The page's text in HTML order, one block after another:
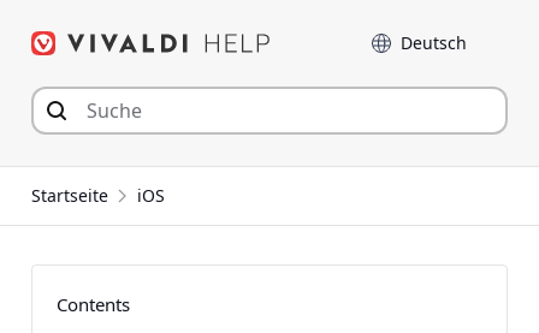
Inhalt
Sprache
Startseite iOS
Contents